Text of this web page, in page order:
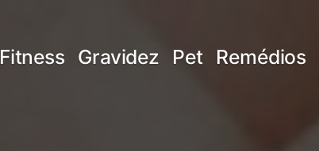
Fitness Gravidez Pet Remédios